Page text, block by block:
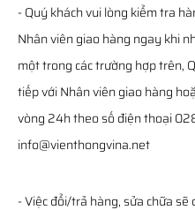
- Quý khách vui lòng kiểm tra
Nhân viên giao hàng ngay khi
một trong các trường hợp trên,
tiếp với Nhân viên giao hàng
vòng 24h theo số điện thoại
info@vienthongvina.net
- Việc đổi/trả hàng, sửa chữa